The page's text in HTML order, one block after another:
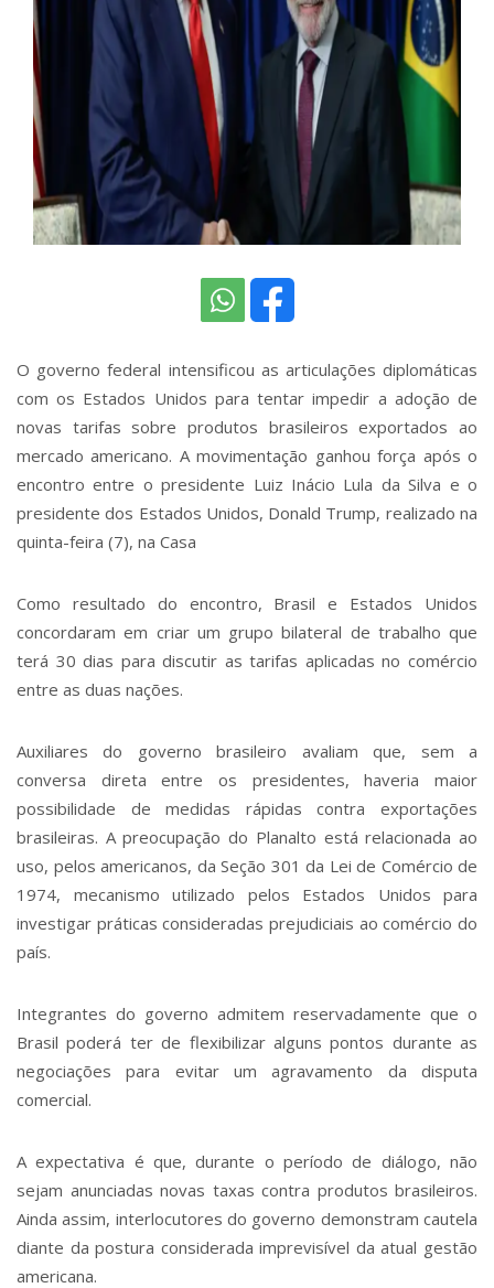
O governo federal intensificou as articulações diplomáticas
com os Estados Unidos para tentar impedir a adoção de
novas tarifas sobre produtos brasileiros exportados ao
mercado americano. A movimentação ganhou força após o
encontro entre o presidente Luiz Inácio Lula da Silva e o
presidente dos Estados Unidos, Donald Trump, realizado na
quinta-feira (7), na Casa
Como resultado do encontro, Brasil e Estados Unidos
concordaram em criar um grupo bilateral de trabalho que
terá 30 dias para discutir as tarifas aplicadas no comércio
entre as duas nações.
Auxiliares do governo brasileiro avaliam que, sem a
conversa direta entre os presidentes, haveria maior
possibilidade de medidas rápidas contra exportações
brasileiras. A preocupação do Planalto está relacionada ao
uso, pelos americanos, da Seção 301 da Lei de Comércio de
1974, mecanismo utilizado pelos Estados Unidos para
investigar práticas consideradas prejudiciais ao comércio do
país.
Integrantes do governo admitem reservadamente que o
Brasil poderá ter de flexibilizar alguns pontos durante as
negociações para evitar um agravamento da disputa
comercial.
A expectativa é que, durante o período de diálogo, não
sejam anunciadas novas taxas contra produtos brasileiros.
Ainda assim, interlocutores do governo demonstram cautela
diante da postura considerada imprevisível da atual gestão
americana.